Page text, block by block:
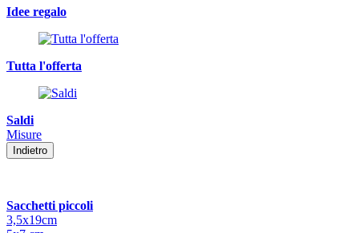
Idee regalo
Tutta l'offerta
Saldi
Misure
Indietro
Sacchetti piccoli
3,5x19cm